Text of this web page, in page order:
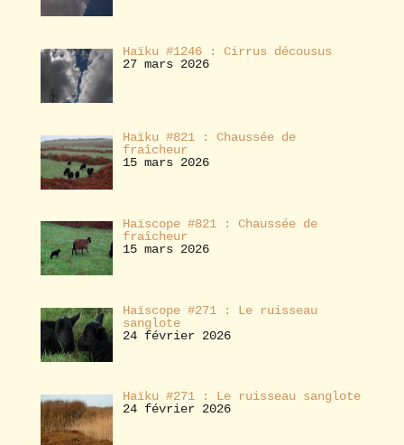
Haïku #1246 : Cirrus décousus
27 mars 2026
Haïku #821 : Chaussée de
fraîcheur
15 mars 2026
Haïscope #821 : Chaussée de
fraîcheur
15 mars 2026
Haïscope #271 : Le ruisseau
sanglote
24 février 2026
Haïku #271 : Le ruisseau sanglote
24 février 2026